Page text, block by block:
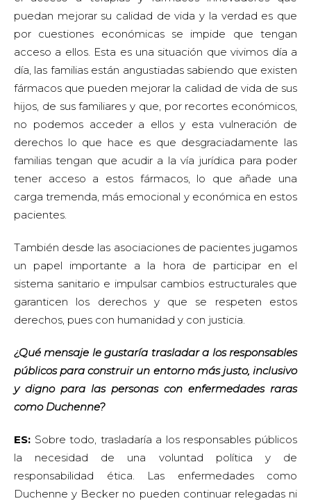
puedan mejorar su calidad de vida y la verdad es que
por cuestiones económicas se impide que tengan
acceso a ellos. Esta es una situación que vivimos día a
día, las familias están angustiadas sabiendo que existen
fármacos que pueden mejorar la calidad de vida de sus
hijos, de sus familiares y que, por recortes económicos,
no podemos acceder a ellos y esta vulneración de
derechos lo que hace es que desgraciadamente las
familias tengan que acudir a la vía jurídica para poder
tener acceso a estos fármacos, lo que añade una
carga tremenda, más emocional y económica en estos
pacientes.
También desde las asociaciones de pacientes jugamos
un papel importante a la hora de participar en el
sistema sanitario e impulsar cambios estructurales que
garanticen los derechos y que se respeten estos
derechos, pues con humanidad y con justicia.
¿Qué mensaje le gustaría trasladar a los responsables
públicos para construir un entorno más justo, inclusivo
y digno para las personas con enfermedades raras
como Duchenne?
ES: Sobre todo, trasladaría a los responsables públicos
la necesidad de una voluntad política y de
responsabilidad ética. Las enfermedades como
Duchenne y Becker no pueden continuar relegadas ni